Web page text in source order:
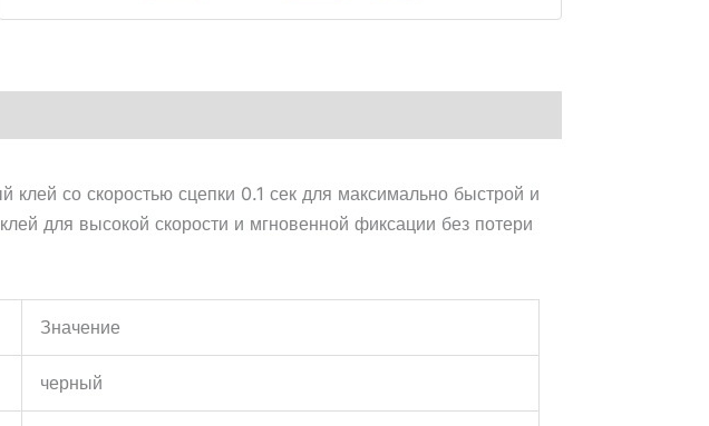
со скоростью сцепки 0.1 сек для максимально быстрой и
для высокой скорости и мгновенной фиксации без потери
Значение
черный